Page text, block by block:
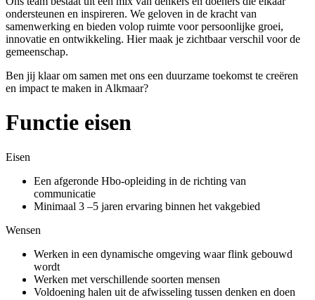
ondersteunen en inspireren. We geloven in de kracht van
samenwerking en bieden volop ruimte voor persoonlijke groei,
innovatie en ontwikkeling. Hier maak je zichtbaar verschil voor de
gemeenschap.
Ben jij klaar om samen met ons een duurzame toekomst te creëren
en impact te maken in Alkmaar?
Functie eisen
Eisen
Een afgeronde Hbo-opleiding in de richting van
communicatie
Minimaal 3 –5 jaren ervaring binnen het vakgebied
Wensen
Werken in een dynamische omgeving waar flink gebouwd
wordt
Werken met verschillende soorten mensen
Voldoening halen uit de afwisseling tussen denken en doen